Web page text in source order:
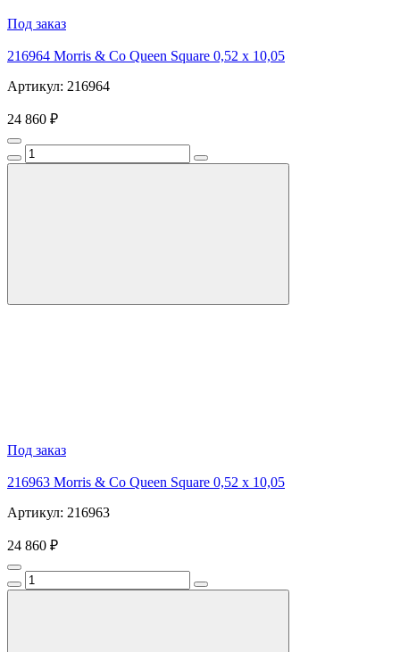
Под заказ
216964 Morris & Co Queen Square 0,52 x 10,05
Артикул: 216964
24 860 ₽
Под заказ
216963 Morris & Co Queen Square 0,52 x 10,05
Артикул: 216963
24 860 ₽